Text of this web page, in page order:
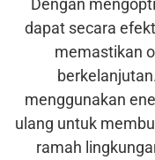
Dengan
dapat secara
memastikan
menggunakan
ulang untuk
ramah